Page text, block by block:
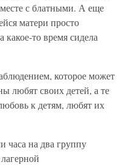
с блатными. А еще
матери просто
то время сидела
которое может
любят своих детей, а те
к детям, любят их
часа на два группу